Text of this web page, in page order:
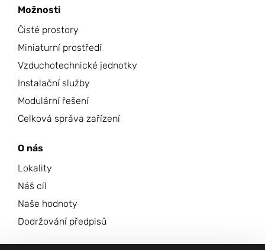
Čistý prostor Suchý prostor
VGP Park - hala A-2
Tovární 3667/28
400 01 Ústí nad Labem
Česká republika
Zobrazit na mapě
Možnosti
Čisté prostory
Miniaturní prostředí
Vzduchotechnické jednotky
Instalační služby
Modulární řešení
Celková správa zařízení
O nás
Lokality
Náš cíl
Naše hodnoty
Dodržování předpisů